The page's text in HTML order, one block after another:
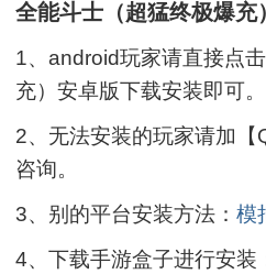
全能斗士（超猛终极爆充
1、android玩家请直接点
充）安卓版下载安装即可。
2、无法安装的玩家请加【
咨询。
3、别的平台安装方法：模
4、下载手游盒子进行安装